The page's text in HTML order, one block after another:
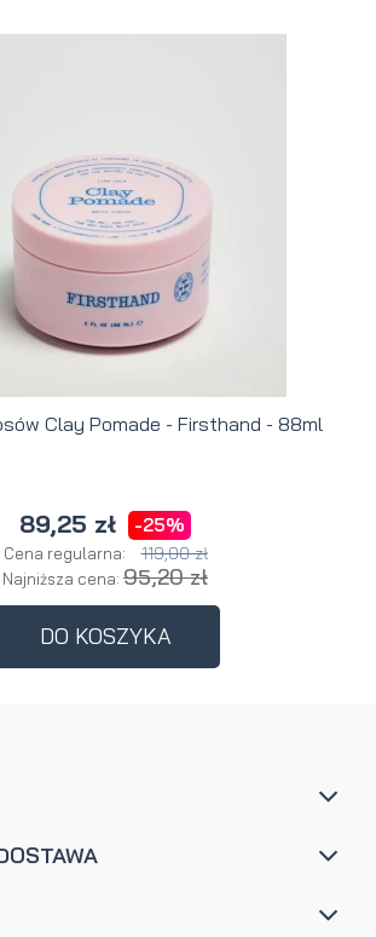
Clay Pomade - Firsthand - 88ml
89,25 zł -25%
Cena regularna: 119,00 zł
Najniższa cena: 95,20 zł
DO KOSZYKA